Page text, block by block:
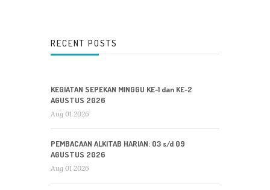
RECENT POSTS
KEGIATAN SEPEKAN MINGGU KE-1 dan KE-2
AGUSTUS 2026
Aug 01 2026
PEMBACAAN ALKITAB HARIAN: 03 s/d 09
AGUSTUS 2026
Aug 01 2026